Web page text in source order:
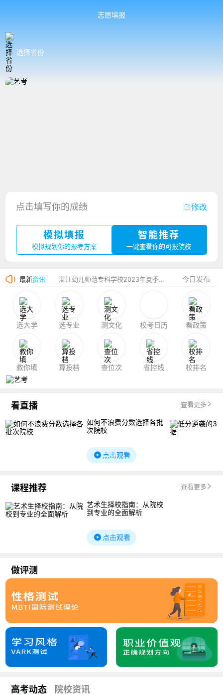
志愿填报
选择省份
点击填写你的成绩 修改
模拟填报
模拟规划你的报考方案
智能推荐
一键查看你的可报院校
最新资讯
厦门大学嘉庚学院2023年艺术类招生简章
湛江幼儿师范专科学校2023年夏季高考招生简章 今日发布
选大学 选专业 测文化 校考日历 看政策
教你填 算投档 查位次 省控线 校排名
看直播 查看更多
如何不浪费分数选择各批
次院校
点击观看
课程推荐 查看更多
艺术生择校指南：从院校
到专业的全面解析
点击观看
做评测
高考动态 院校资讯